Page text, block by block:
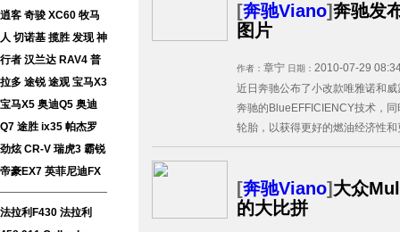
逍客 奇骏 XC60 牧马
人 切诺基 揽胜 发现 神
行者 汉兰达 RAV4 普
拉多 途锐 途观 宝马X3
宝马X5 奥迪Q5 奥迪
Q7 途胜 ix35 帕杰罗
劲炫 CR-V 瑞虎3 霸锐
帝豪EX7 英菲尼迪FX
法拉利F430 法拉利
[奔驰Viano]奔驰发
图片
作者： 章宁 日期： 2010-07-29
近日奔驰公布了小改款唯雅诺和
奔驰的BlueEFFICIENCY技术，
轮胎，以获得更好的燃油经济性
[奔驰Viano] 大众
的大比拼